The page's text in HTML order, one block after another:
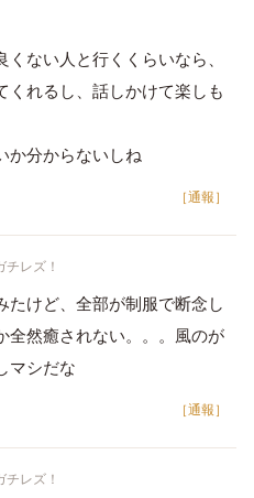
ない人と行くくらいなら、
くれるし、話しかけて楽しも
か分からないしね
［通報］
レズ！
たけど、全部が制服で断念し
全然癒されない。。。風のが
マシだな
［通報］
レズ！